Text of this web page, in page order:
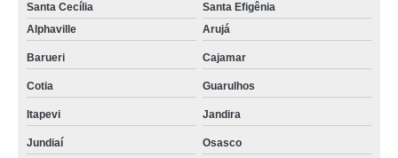
Santa Cecília
Santa Efigênia
Alphaville
Arujá
Barueri Cajamar
Cotia Guarulhos
Itapevi Jandira
Jundiaí Osasco